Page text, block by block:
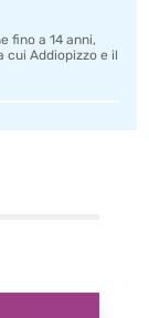
fino a 14 anni,
Addiopizzo e il